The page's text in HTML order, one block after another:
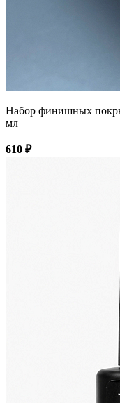
Набор финишных
мл
610 ₽